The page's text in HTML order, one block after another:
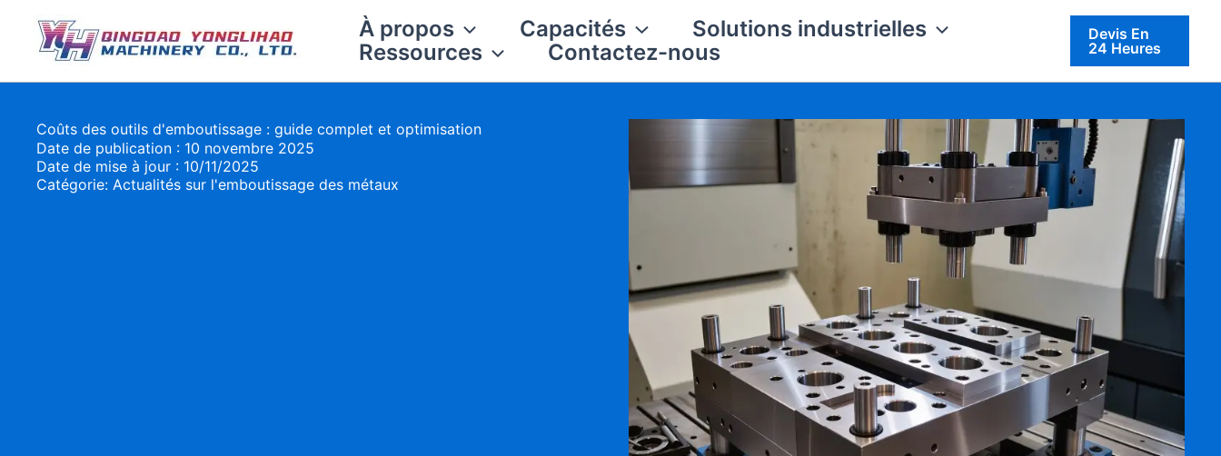
À propos Capacités
Solutions industrielles
Ressources
Contactez-nous
Devis En
24 Heures
Coûts des outils d'emboutissage : guide complet et optimisation
Date de publication : 10 novembre 2025
Date de mise à jour : 10/11/2025
Catégorie: Actualités sur l'emboutissage des métaux